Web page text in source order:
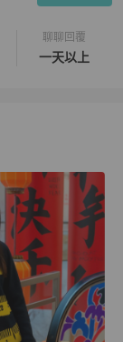
聊聊回覆
一天以上